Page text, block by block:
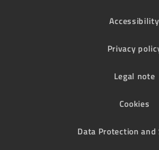
Accessibility
Privacy
Legal note
Cookies
Data Protection